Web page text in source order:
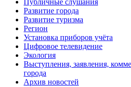
Публичные слушания
Развитие города
Развитие туризма
Регион
Установка приборов учёта
Цифровое телевидение
Экология
Выступления, заявления,
города
Архив новостей